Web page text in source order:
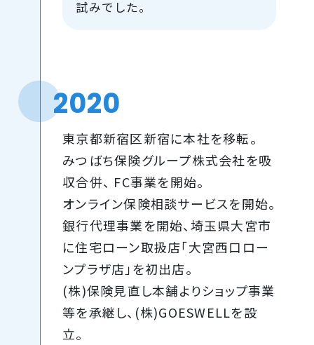
試みでした。
2020
東京都新宿区新宿に本社を移転。
みつばち保険グループ株式会社を吸
収合併、 FC事業を開始。
オンライン保険相談サービスを開始。
銀行代理事業を開始、埼玉県大宮市
に住宅ローン取扱店「大宮西口ロー
ンプラザ店」を初出店。
(株)保険見直し本舗よりショップ事業
等を承継し、(株)GOESWELLを設
立。